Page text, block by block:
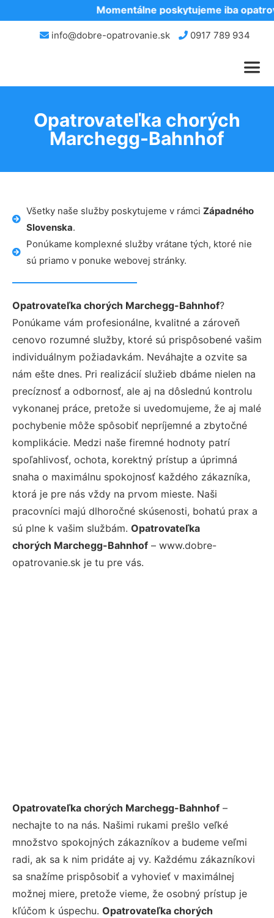
Momentálne poskytujeme iba
info@dobre-opatrovanie.sk 0917 789 934
Opatrovateľka chorých
Marchegg-Bahnhof
Všetky naše služby poskytujeme v rámci Západného
Slovenska.
Ponúkame komplexné služby vrátane tých, ktoré nie
sú priamo v ponuke webovej stránky.
Opatrovateľka chorých Marchegg-Bahnhof?
Ponúkame vám profesionálne, kvalitné a zároveň
cenovo rozumné služby, ktoré sú prispôsobené vašim
individuálnym požiadavkám. Neváhajte a ozvite sa
nám ešte dnes. Pri realizácií služieb dbáme nielen na
precíznosť a odbornosť, ale aj na dôslednú kontrolu
vykonanej práce, pretože si uvedomujeme, že aj malé
pochybenie môže spôsobiť nepríjemné a zbytočné
komplikácie. Medzi naše firemné hodnoty patrí
spoľahlivosť, ochota, korektný prístup a úprimná
snaha o maximálnu spokojnosť každého zákazníka,
ktorá je pre nás vždy na prvom mieste. Naši
pracovníci majú dlhoročné skúsenosti, bohatú prax a
sú plne k vašim službám. Opatrovateľka
chorých Marchegg-Bahnhof – www.dobre-
opatrovanie.sk je tu pre vás.
Opatrovateľka chorých Marchegg-Bahnhof –
nechajte to na nás. Našimi rukami prešlo veľké
množstvo spokojných zákazníkov a budeme veľmi
radi, ak sa k nim pridáte aj vy. Každému zákazníkovi
sa snažíme prispôsobiť a vyhovieť v maximálnej
možnej miere, pretože vieme, že osobný prístup je
kľúčom k úspechu. Opatrovateľka chorých